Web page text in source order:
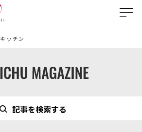
キッチン
記事を検索する